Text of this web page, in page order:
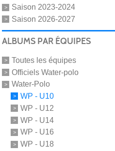
Saison 2023-2024
Saison 2026-2027
ALBUMS PAR ÉQUIPES
Toutes les équipes
Officiels Water-polo
Water-Polo
WP - U10
WP - U12
WP - U14
WP - U16
WP - U18